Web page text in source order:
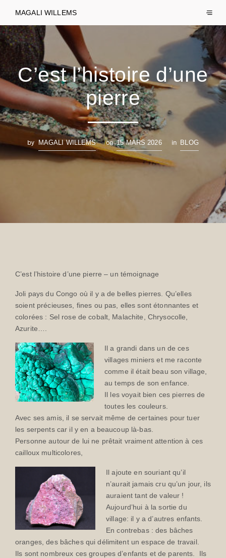
MAGALI WILLEMS
C’est l’histoire d’une
pierre
by MAGALI WILLEMS on 15 MARS 2026 in BLOG
C’est l’histoire d’une pierre – un témoignage
Joli pays du Congo où il y a de belles pierres. Qu’elles
soient précieuses, fines ou pas, elles sont étonnantes et
colorées : Sel rose de cobalt, Malachite, Chrysocolle,
Azurite….
Il a grandi dans un de ces
villages miniers et me raconte
comme il était beau son village,
au temps de son enfance.
Il les voyait bien ces pierres de
toutes les couleurs.
Avec ses amis, il se servait même de certaines pour tuer
les serpents car il y en a beaucoup là-bas.
Personne autour de lui ne prêtait vraiment attention à ces
cailloux multicolores,
Il ajoute en souriant qu’il
n’aurait jamais cru qu’un jour, ils
auraient tant de valeur !
Aujourd’hui à la sortie du
village: il y a d’autres enfants.
En contrebas : des bâches
oranges, des bâches qui délimitent un espace de travail.
Ils sont nombreux ces groupes d’enfants et de parents. Ils